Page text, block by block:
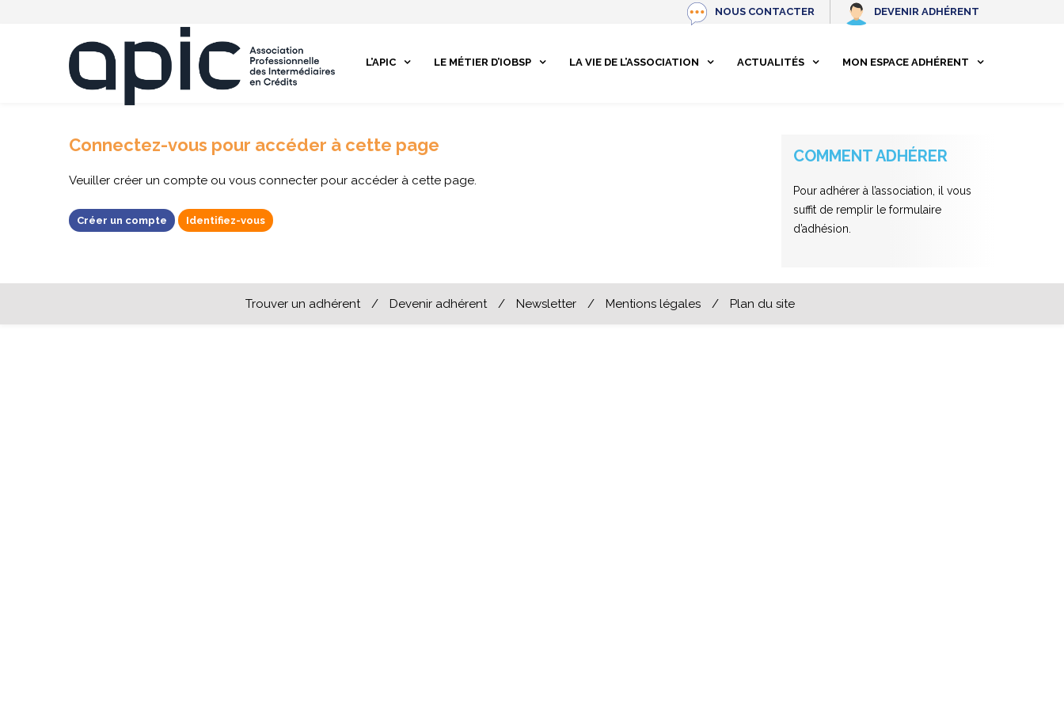
NOUS CONTACTER DEVENIR ADHÉRENT
L’APIC LE MÉTIER D’IOBSP LA VIE DE L’ASSOCIATION ACTUALITÉS MON ESPACE ADHÉRENT
Connectez-vous pour accéder à cette page
Veuiller créer un compte ou vous connecter pour accéder à cette page.
Créer un compte Identifiez-vous
COMMENT ADHÉRER
Pour adhérer à l’association, il vous
suffit de remplir le formulaire
d’adhésion.
Trouver un adhérent / Devenir adhérent / Newsletter / Mentions légales / Plan du site